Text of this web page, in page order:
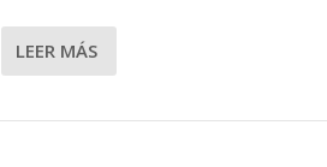
LEER MÁS